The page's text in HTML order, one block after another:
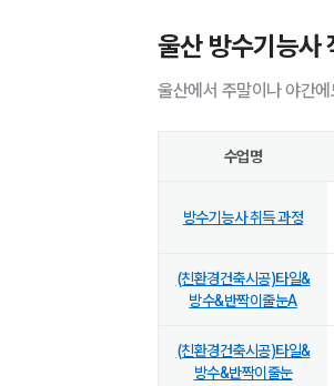
울산 방수기능사
울산에서 주말이나 야간
수업명
방수기능사 취득 과정
(친환경건축시공)타일&
방수&반짝이줄눈A
(친환경건축시공)타일&
방수&반짝이줄눈